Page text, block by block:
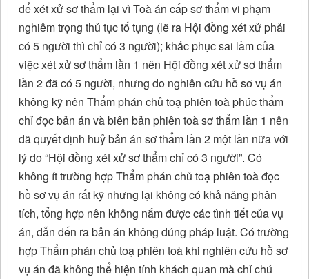
để xét xử sơ thẩm lại vì Toà án cấp sơ thẩm vi phạm
nghiêm trọng thủ tục tố tụng (lẽ ra Hội đồng xét xử phải
có 5 người thì chỉ có 3 người); khắc phục sai lầm của
việc xét xử sơ thẩm lần 1 nên Hội đồng xét xử sơ thẩm
lần 2 đã có 5 người, nhưng do nghiên cứu hồ sơ vụ án
không kỹ nên Thẩm phán chủ toạ phiên toà phúc thẩm
chỉ đọc bản án và biên bản phiên toà sơ thẩm lần 1 nên
đã quyết định huỷ bản án sơ thẩm lần 2 một lần nữa với
lý do “Hội đồng xét xử sơ thẩm chỉ có 3 người”. Có
không ít trường hợp Thẩm phán chủ toạ phiên toà đọc
hồ sơ vụ án rất kỹ nhưng lại không có khả năng phân
tích, tổng hợp nên không nắm được các tình tiết của vụ
án, dẫn đến ra bản án không đúng pháp luật. Có trường
hợp Thẩm phán chủ toạ phiên toà khi nghiên cứu hồ sơ
vụ án đã không thể hiện tính khách quan mà chỉ chú